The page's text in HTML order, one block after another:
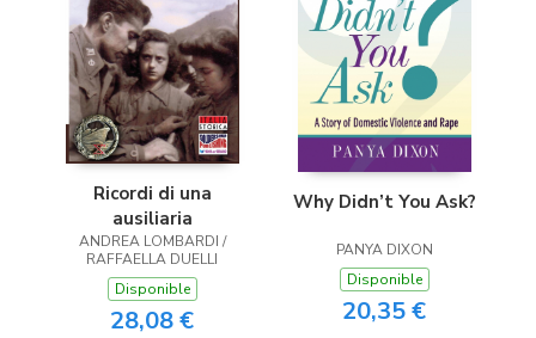
Ricordi di una
ausiliaria
ANDREA LOMBARDI /
RAFFAELLA DUELLI
Disponible
28,08 €
Why Didn’t You Ask?
PANYA DIXON
Disponible
20,35 €